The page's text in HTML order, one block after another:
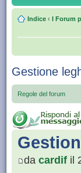
Indice ‹ I Forum
Gestione
Regole del forum
da cardif il